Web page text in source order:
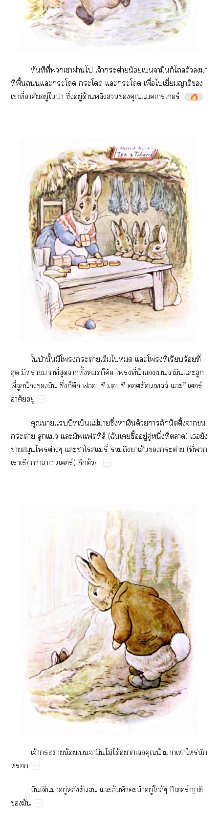
​​ี่​​​ผ่​​จ้​ต่​น้​​​​​​
ี่​ื้​​​​​​​​​​ื่​​ี่​​​
​ี่​​ู่​​ป่​ึ่​ู่​ด้​​​​ร์
​ป่​ั้​​​ต่​​​​​​ี่​​ร้​ี่​
​​​​ี่​​​ั้​​​​​ี่​น้​​​​
ี่​​น้​​​ึ่​​​ป​ป​ต้​ล์​​ปี​ร์​
​ู่
​​ป็​ม่​ม่​ึ่​​​ด้​​​ิ้​​
ต่​​​ีส์​(​​​ื้​ู่​ู่​ึ่​ี่​)​​​
​​​ต่​​​ี่​​​​ส้​​ต่​(​ี่​​
​​ว่​​ร์)​​ด้
จ้​ต่​น้​ไม่​ได้​​​​น้​​ท่​ร่​

​​​ู่​​ต้​​​ล้​​​ู่​ล้​ปี​ร์​​
​